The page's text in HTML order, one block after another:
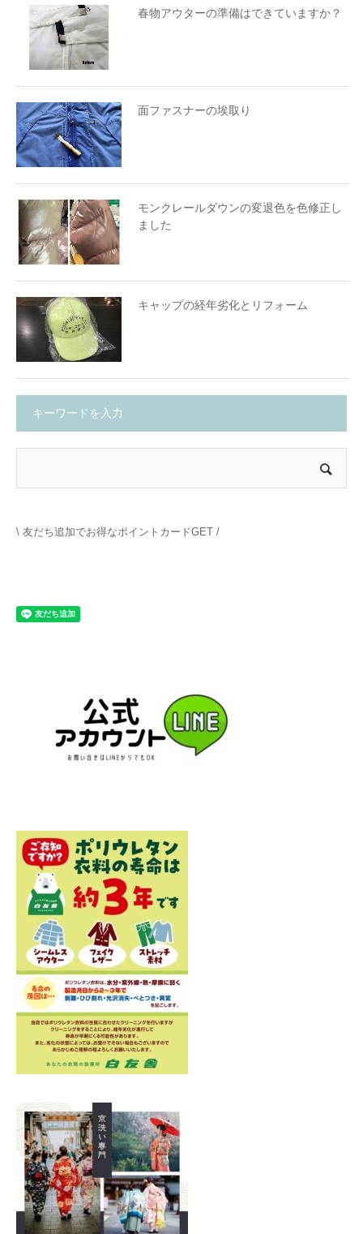
春物アウターの準備はできていますか？
面ファスナーの埃取り
モンクレールダウンの変退色を色修正し
ました
キャップの経年劣化とリフォーム
キーワードを入力
\ 友だち追加でお得なポイントカードGET /